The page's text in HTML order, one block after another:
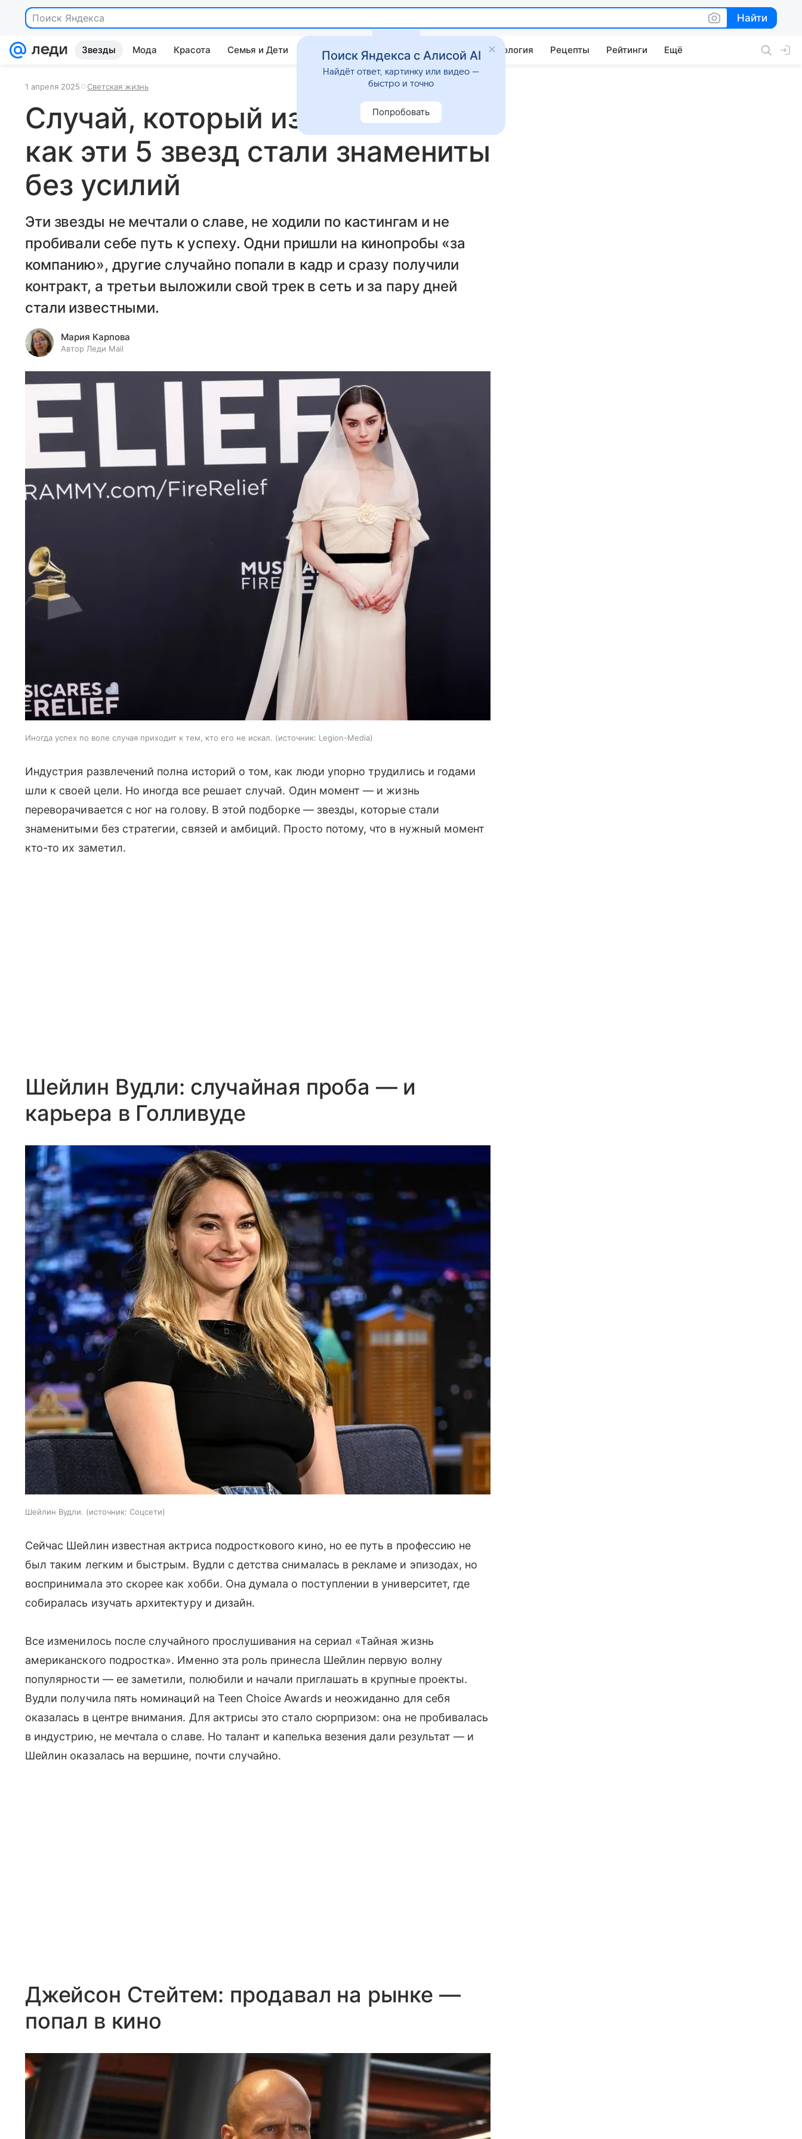
Поиск Яндекса Найти
Найти
Звезды Мода Красота Семья и Дети Дом Гороскопы Стиль жизни Психология Рецепты Рейтинги Ещё
1 апреля 2025 Светская жизнь
Случай, который изменил все:
как эти 5 звезд стали знамениты
без усилий
Эти звезды не мечтали о славе, не ходили по кастингам и не
пробивали себе путь к успеху. Одни пришли на кинопробы «за
компанию», другие случайно попали в кадр и сразу получили
контракт, а третьи выложили свой трек в сеть и за пару дней
стали известными.
Мария Карпова
Автор Леди Mail
Иногда успех по воле случая приходит к тем, кто его не искал. источник: Legion-Media
Индустрия развлечений полна историй о том, как люди упорно трудились и годами
шли к своей цели. Но иногда все решает случай. Один момент — и жизнь
переворачивается с ног на голову. В этой подборке — звезды, которые стали
знаменитыми без стратегии, связей и амбиций. Просто потому, что в нужный момент
кто-то их заметил.
Шейлин Вудли: случайная проба — и
карьера в Голливуде
Шейлин Вудли. источник: Соцсети
Сейчас Шейлин известная актриса подросткового кино, но ее путь в профессию не
был таким легким и быстрым. Вудли с детства снималась в рекламе и эпизодах, но
воспринимала это скорее как хобби. Она думала о поступлении в университет, где
собиралась изучать архитектуру и дизайн.
Все изменилось после случайного прослушивания на сериал «Тайная жизнь
американского подростка». Именно эта роль принесла Шейлин первую волну
популярности — ее заметили, полюбили и начали приглашать в крупные проекты.
Вудли получила пять номинаций на Teen Choice Awards и неожиданно для себя
оказалась в центре внимания. Для актрисы это стало сюрпризом: она не пробивалась
в индустрию, не мечтала о славе. Но талант и капелька везения дали результат — и
Шейлин оказалась на вершине, почти случайно.
Джейсон Стейтем: продавал на рынке —
попал в кино
Поиск Яндекса с Алисой AI
Найдёт ответ, картинку или видео —
быстро и точно
Попробовать